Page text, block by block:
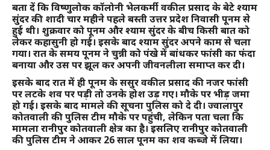
बता दें कि विष्णुलोक कॉलोनी भेलकर्मी वकील प्रसाद के बेटे श्याम
सुंदर की शादी चार महीने पहले बस्ती उत्तर प्रदेश निवासी पूनम से
हुई थी। शुक्रवार को पूनम और श्याम सुंदर के बीच किसी बात को
लेकर कहासुनी हो गई। इसके बाद श्याम सुंदर अपने काम से चला
गया। रात के समय पूनम ने चुन्नी को पंखे में बांधकर फांसी का फंदा
बनाया और उस पर झूल कर अपनी जीवनलीला समाप्त कर दी।
इसके बाद रात में ही पूनम के ससुर वकील प्रसाद की नजर फांसी
पर लटके शव पर पड़ी तो उनके होश उड़ गए। मौके पर भीड़ जमा
हो गई। इसके बाद मामले की सूचना पुलिस को दे दी। ज्वालापुर
कोतवाली की पुलिस टीम मौके पर पहुंची, लेकिन पता चला कि
मामला रानीपुर कोतवाली क्षेत्र का है। इसलिए रानीपुर कोतवाली
की पुलिस टीम ने आकर 26 साल पूनम का शव कब्जे में लिया।